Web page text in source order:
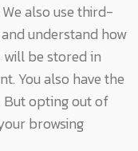
also use third-
understand how
will be stored in
You also have the
opting out of
browsing